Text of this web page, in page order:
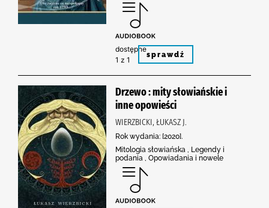
dostępne
1 z 1
sprawdź
Drzewo : mity słowiańskie i
inne opowieści
WIERZBICKI, ŁUKASZ J.
Rok wydania: [2020].
Mitologia słowiańska , Legendy i
podania , Opowiadania i nowele